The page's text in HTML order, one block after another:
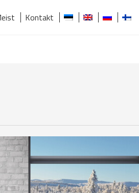
Kontakt